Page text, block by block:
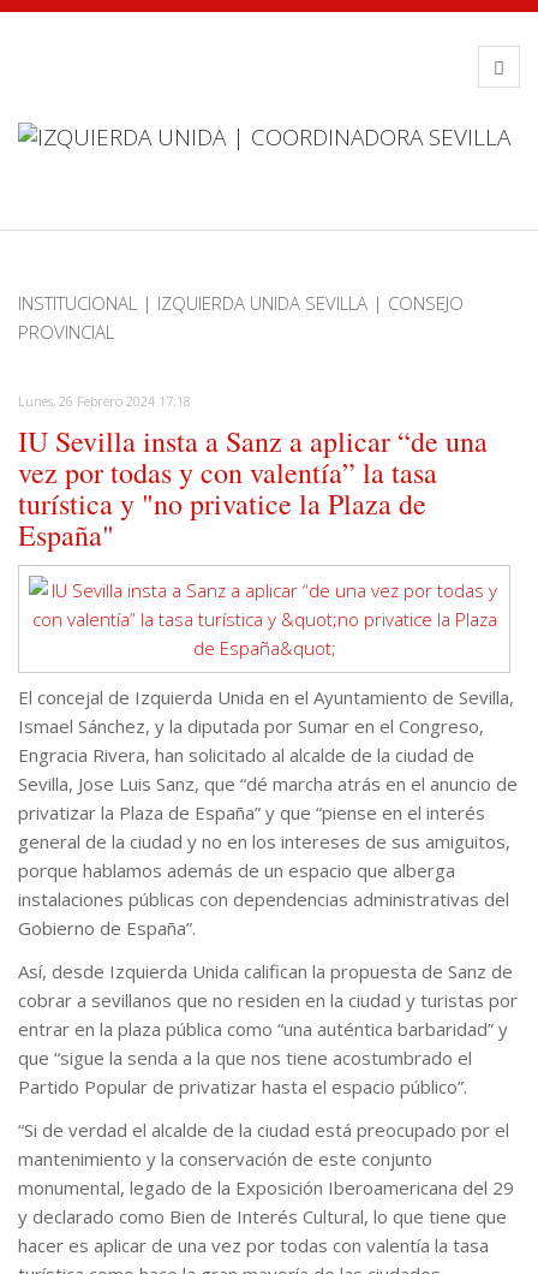
INSTITUCIONAL | IZQUIERDA UNIDA SEVILLA | CONSEJO
PROVINCIAL
Lunes, 26 Febrero 2024 17:18
IU Sevilla insta a Sanz a aplicar “de una
vez por todas y con valentía” la tasa
turística y "no privatice la Plaza de
España"
El concejal de Izquierda Unida en el Ayuntamiento de Sevilla,
Ismael Sánchez, y la diputada por Sumar en el Congreso,
Engracia Rivera, han solicitado al alcalde de la ciudad de
Sevilla, Jose Luis Sanz, que “dé marcha atrás en el anuncio de
privatizar la Plaza de España” y que “piense en el interés
general de la ciudad y no en los intereses de sus amiguitos,
porque hablamos además de un espacio que alberga
instalaciones públicas con dependencias administrativas del
Gobierno de España”.
Así, desde Izquierda Unida califican la propuesta de Sanz de
cobrar a sevillanos que no residen en la ciudad y turistas por
entrar en la plaza pública como “una auténtica barbaridad” y
que “sigue la senda a la que nos tiene acostumbrado el
Partido Popular de privatizar hasta el espacio público”.
“Si de verdad el alcalde de la ciudad está preocupado por el
mantenimiento y la conservación de este conjunto
monumental, legado de la Exposición Iberoamericana del 29
y declarado como Bien de Interés Cultural, lo que tiene que
hacer es aplicar de una vez por todas con valentía la tasa